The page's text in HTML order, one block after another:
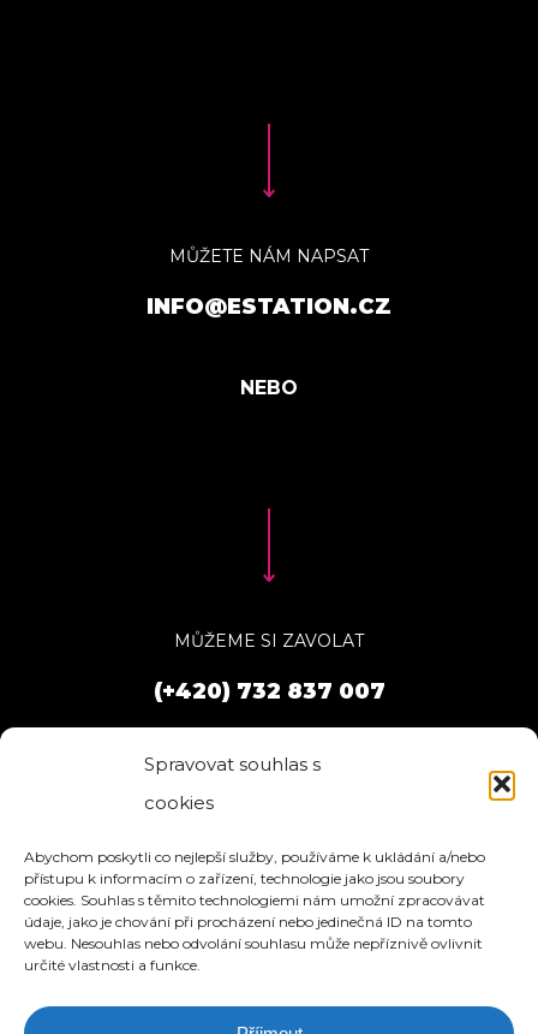
Spravovat souhlas s
cookies
Abychom poskytli co nejlepší služby, používáme k ukládání a/nebo
přístupu k informacím o zařízení, technologie jako jsou soubory
cookies. Souhlas s těmito technologiemi nám umožní zpracovávat
údaje, jako je chování při procházení nebo jedinečná ID na tomto
webu. Nesouhlas nebo odvolání souhlasu může nepříznivě ovlivnit
určité vlastnosti a funkce.
MŮŽETE NÁM NAPSAT
INFO@ESTATION.CZ
MŮŽEME SI ZAVOLAT
(+420) 732 837 007